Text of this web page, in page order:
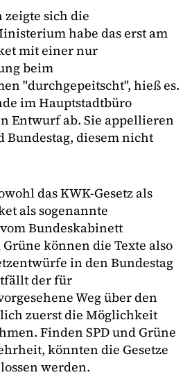
sich die
habe das erst am
mit einer nur
beim
"durchgepeitscht", hieß es.
im Hauptstadtbüro
Entwurf ab. Sie appellieren
Bundestag, diesem nicht
das KWK-Gesetz als
als sogenannte
Bundeskabinett
Grüne können die Texte also
in den Bundestag
der für
Weg über den
zuerst die Möglichkeit
Finden SPD und Grüne
könnten die Gesetze
werden.